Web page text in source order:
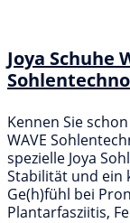
Joya Schuhe
Kennen Sie
WAVE
spezielle Joya
Stabilität und ein
Ge(h)fühl bei
Plantarfasziitis,